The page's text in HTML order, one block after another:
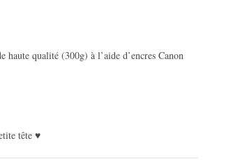
haute qualité (300g) à l’aide d’encres Canon
tête ♥